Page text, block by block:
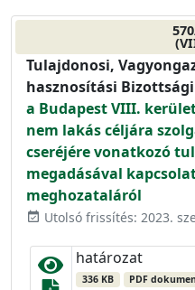
Tulajdonosi,
hasznosítási
a Budapest VIII.
nem lakás céljára
cseréjére vonatkozó
megadásával
meghozataláról
event_available Utolsó frissítés: 2023.
határozat
336 KB PDF